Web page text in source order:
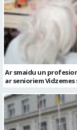
Ar smaidu un
ar senioriem Vidzemes